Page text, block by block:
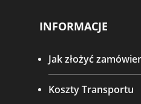
INFORMACJE
Jak złożyć
Koszty Transportu